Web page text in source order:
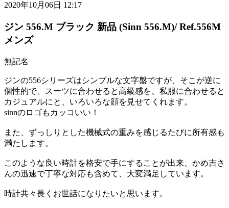
2020年10月06日 12:17
ジン 556.M ブラック 新品 (Sinn 556.M)/ Ref.556M
メンズ
無記名
ジンの556シリーズはシンプルな文字盤ですが、そこが逆に
個性的で、スーツに合わせると高級感を、私服に合わせると
カジュアルにと、いろいろな顔を見せてくれます。
sinnのロゴもカッコいい！
また、ずっしりとした機械式の重みを感じるたびに所有感も
満たします。
このような良い時計を格安で手にすることが出来、かめ吉さ
んの迅速で丁寧な対応も含めて、大変満足しています。
時計共々長くお世話になりたいと思います。